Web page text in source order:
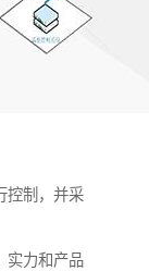
控制，并采
实力和产品